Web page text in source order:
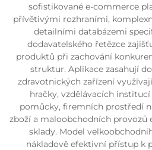
sofistikované e-commerce
přívětivými rozhraními,
detailními databázemi
dodavatelského řetězce
produktů při zachování
struktur. Aplikace zasahují
zdravotnických zařízení
hračky, vzdělávacích
pomůcky, firemních prostředí
zboží a maloobchodních provozů
sklady. Model
nákladově efektivní přístup k